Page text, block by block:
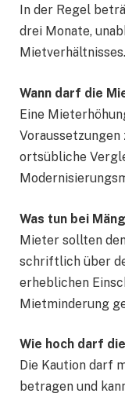
In der Regel
drei Monate,
Mietverhältnisses.
Wann darf die
Eine
Voraussetzungen
ortsübliche
Was tun bei
Mieter sollten
schriftlich über
erheblichen
Mietminderung
Wie hoch darf
Die Kaution darf
betragen und